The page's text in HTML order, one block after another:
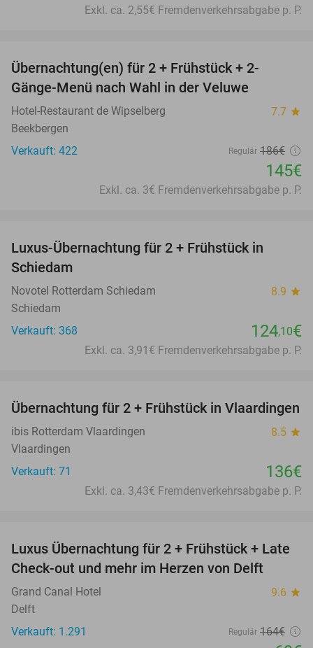
Exkl. ca. 2,55€ Fremdenverkehrsabgabe p. P.
Übernachtung(en) für 2 + Frühstück + 2-
Gänge-Menü nach Wahl in der Veluwe
Hotel-Restaurant de Wipselberg 7.7 star
Beekbergen
Verkauft: 422
Regulär 186€
145€
Exkl. ca. 3€ Fremdenverkehrsabgabe p. P.
Luxus-Übernachtung für 2 + Frühstück in
Schiedam
Novotel Rotterdam Schiedam 8.9 star
Schiedam
Verkauft: 368
124,10€
Exkl. ca. 3,91€ Fremdenverkehrsabgabe p. P.
Übernachtung für 2 + Frühstück in Vlaardingen
ibis Rotterdam Vlaardingen 8.5 star
Vlaardingen
Verkauft: 71
136€
Exkl. ca. 3,43€ Fremdenverkehrsabgabe p. P.
58%
OUT
Luxus Übernachtung für 2 + Frühstück + Late
Check-out und mehr im Herzen von Delft
Grand Canal Hotel 9.6 star
Delft
Verkauft: 1.291
Regulär 164€